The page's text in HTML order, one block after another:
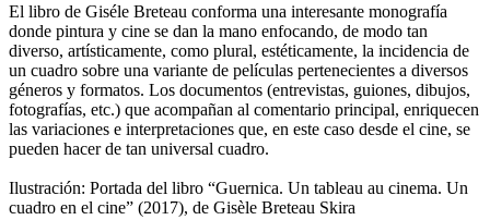
El libro de Giséle Breteau conforma una interesante monografía
donde pintura y cine se dan la mano enfocando, de modo tan
diverso, artísticamente, como plural, estéticamente, la incidencia de
un cuadro sobre una variante de películas pertenecientes a diversos
géneros y formatos. Los documentos (entrevistas, guiones, dibujos,
fotografías, etc.) que acompañan al comentario principal, enriquecen
las variaciones e interpretaciones que, en este caso desde el cine, se
pueden hacer de tan universal cuadro.
Ilustración: Portada del libro “Guernica. Un tableau au cinema. Un
cuadro en el cine” (2017), de Gisèle Breteau Skira